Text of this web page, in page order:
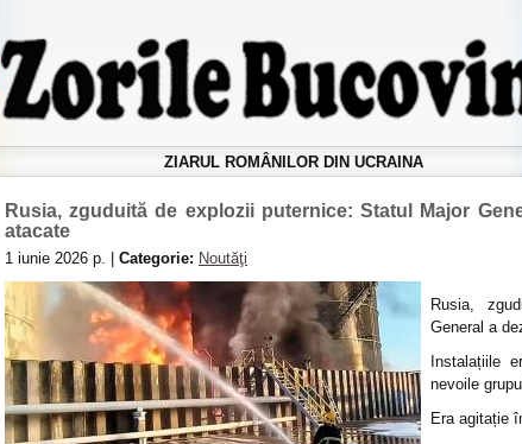
ZIARUL ROMÂNILOR DIN UCRAINA
Rusia, zguduită de explozii puternice: Statul Major
atacate
1 iunie 2026 р. | Categorie: Noutăţi
Rusia,
General a
Instalațiile
nevoile
Era agitație